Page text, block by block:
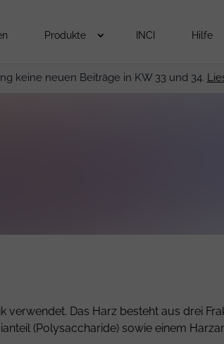
Produkte INCI Hilfe
keine neuen Beiträge in KW 33 und 34.
Das Harz besteht aus drei
(Polysaccharide) sowie einem